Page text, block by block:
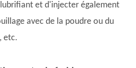
et d'injecter également
avec de la poudre ou du
etc.